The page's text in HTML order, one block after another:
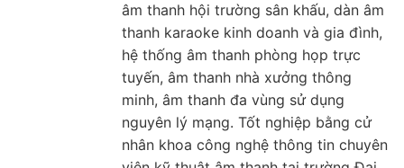
âm thanh hội trường sân khấu, dàn âm
thanh karaoke kinh doanh và gia đình,
hệ thống âm thanh phòng họp trực
tuyến, âm thanh nhà xưởng thông
minh, âm thanh đa vùng sử dụng
nguyên lý mạng. Tốt nghiệp bằng cử
nhân khoa công nghệ thông tin chuyên